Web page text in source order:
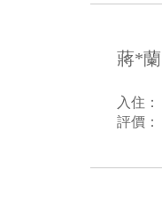
蔣*
入住
評價